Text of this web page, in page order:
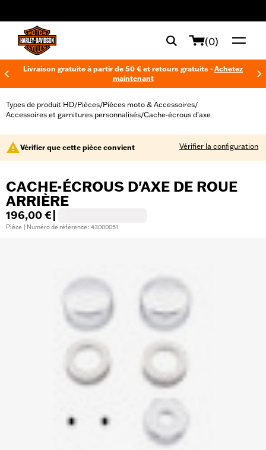
(0)
Livraison gratuite à partir de 50 € et retours gratuits - Achetez
maintenant
Types de produit HD/Pièces/Pièces moto & Accessoires/
Accessoires et garnitures personnalisés/Cache-écrous d’axe
Vérifier que cette pièce convient Vérifier la configuration
CACHE-ÉCROUS D'AXE DE ROUE
ARRIÈRE
196,00 €
Pièce | Numéro de référence : 43000051